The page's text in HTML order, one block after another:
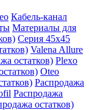
Кабель-канал
Материалы для
Серия 45х45
Valena Allure
остатков) Plexo
Oteo
Распродажа
Распродажа
остатков)